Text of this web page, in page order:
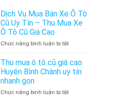
Dịch Vụ Mua Bán Xe Ô Tô
Cũ Uy Tín – Thu Mua Xe
Ô Tô Cũ Giá Cao
Chức năng bình luận bị tắtở
Mua
Bán
Ô
Thu mua ô tô cũ giá cao
Huyện Bình Chánh uy tín
nhanh gọn
Chức năng bình luận bị tắtở